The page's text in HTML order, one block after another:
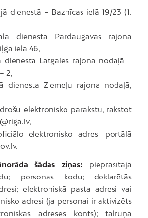
dienestā – Baznīcas ielā 19/23 (1.
dienesta Pārdaugavas rajona
ielā 46,
dienesta Latgales rajona nodaļā –
2,
dienesta Ziemeļu rajona nodaļā,
elektronisko parakstu, rakstot
elektronisko adresi portālā
šādas ziņas: pieprasītāja
personas kodu; deklarētās
elektroniskā pasta adresi vai
adresi (ja personai ir aktivizēts
adreses konts); tālruņa